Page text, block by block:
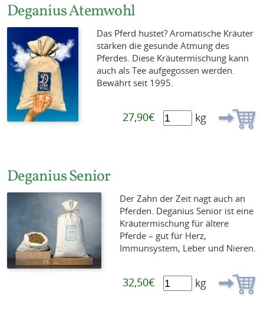
Deganius Atemwohl
Das Pferd hustet? Aromatische Kräuter
stärken die gesunde Atmung des
Pferdes. Diese Kräutermischung kann
auch als Tee aufgegossen werden.
Bewährt seit 1995.
27,90€ kg
Deganius Senior
Der Zahn der Zeit nagt auch an
Pferden. Deganius Senior ist eine
Kräutermischung für ältere
Pferde – gut für Herz,
Immunsystem, Leber und Nieren.
32,50€ kg